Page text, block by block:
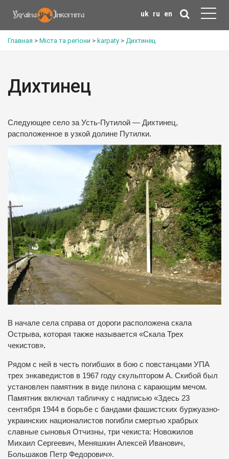
uk ru en
Главная > Міста та регіони > karpaty > Дихтинец
Дихтинец
Следующее село за Усть-Путилой — Дихтинец,
расположенное в узкой долине Путилки.
В начале села справа от дороги расположена скала
Острыва, которая также называется «Скала Трех
чекистов».
Рядом с ней в честь погибших в бою с повстанцами УПА
трех энкаведистов в 1967 году скульптором А. Скибой был
установлен памятник в виде пилона с карающим мечом.
Памятник включал табличку с надписью «Здесь 23
сентября 1944 в борьбе с бандами фашистских буржуазно-
украинских националистов погибли смертью храбрых
славные сыновья Отчизны, три чекиста: Новожилов
Михаил Сергеевич, Меняшкин Алексей Иванович,
Большаков Петр Федорович».